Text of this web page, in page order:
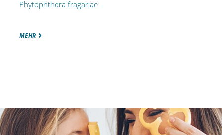
Phytophthora fragariae
MEHR